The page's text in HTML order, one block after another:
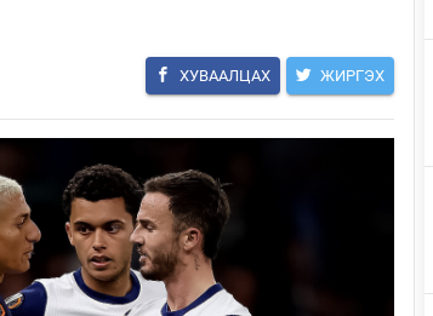
ХУВААЛЦАХ ЖИРГЭХ